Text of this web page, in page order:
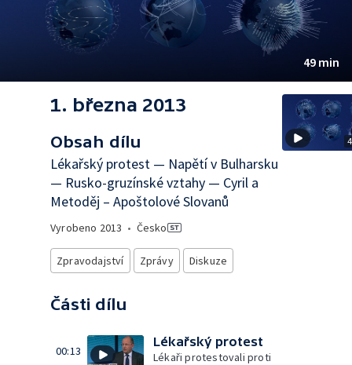
49 min
1. března 2013
Obsah dílu
Lékařský protest — Napětí v Bulharsku
— Rusko-gruzínské vztahy — Cyril a
Metoděj – Apoštolové Slovanů
Vyrobeno 2013 • Česko
Zpravodajství Zprávy Diskuze
Části dílu
00:13
Lékařský protest
Lékaři protestovali proti